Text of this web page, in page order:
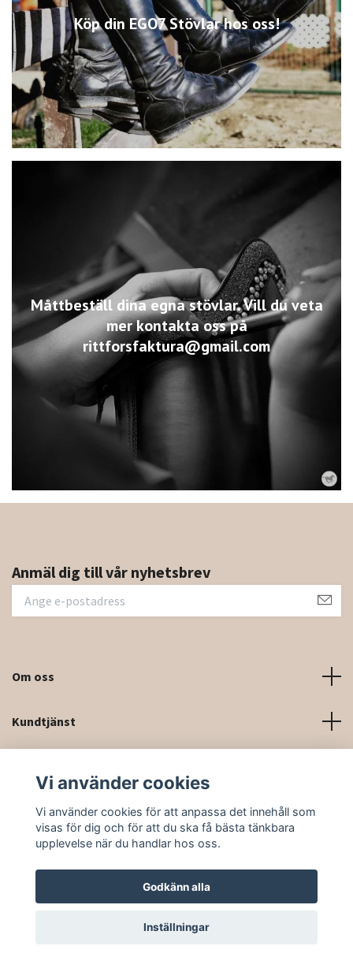
Köp din EGO7 Stövlar hos oss!
Måttbeställ dina egna stövlar. Vill du veta
mer kontakta oss på
rittforsfaktura@gmail.com
Anmäl dig till vår nyhetsbrev
Om oss
Kundtjänst
Sociala medier
© 2026 Rittforsridsport
Vi använder cookies
Vi använder cookies för att anpassa det innehåll som
visas för dig och för att du ska få bästa tänkbara
upplevelse när du handlar hos oss.
Godkänn alla
Inställningar